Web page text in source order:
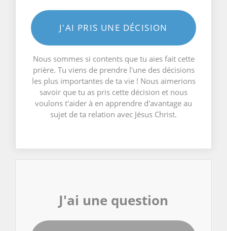
J'AI PRIS UNE DÉCISION
Nous sommes si contents que tu aies fait cette
prière. Tu viens de prendre l'une des décisions
les plus importantes de ta vie ! Nous aimerions
savoir que tu as pris cette décision et nous
voulons t'aider à en apprendre d'avantage au
sujet de ta relation avec Jésus Christ.
J'ai une question